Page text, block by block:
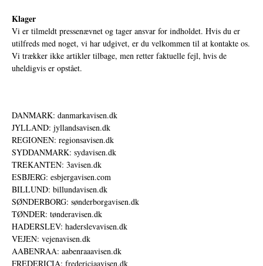
Klager
Vi er tilmeldt pressenævnet og tager ansvar for indholdet. Hvis du er
utilfreds med noget, vi har udgivet, er du velkommen til at kontakte os.
Vi trækker ikke artikler tilbage, men retter faktuelle fejl, hvis de
uheldigvis er opstået.
DANMARK: danmarkavisen.dk
JYLLAND: jyllandsavisen.dk
REGIONEN: regionsavisen.dk
SYDDANMARK: sydavisen.dk
TREKANTEN: 3avisen.dk
ESBJERG: esbjergavisen.com
BILLUND: billundavisen.dk
SØNDERBORG: sønderborgavisen.dk
TØNDER: tønderavisen.dk
HADERSLEV: haderslevavisen.dk
VEJEN: vejenavisen.dk
AABENRAA: aabenraaavisen.dk
FREDERICIA: fredericiaavisen.dk